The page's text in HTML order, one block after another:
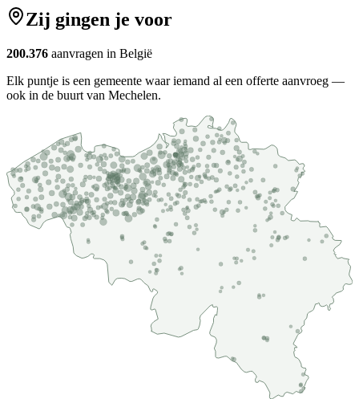
Zij gingen je voor
200.376 aanvragen in België
Elk puntje is een gemeente waar iemand al een offerte aanvroeg —
ook in de buurt van Mechelen.